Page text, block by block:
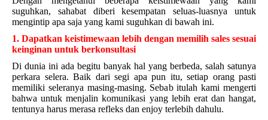
suguhkan, sahabat diberi kesempatan seluas-luasnya untuk
mengintip apa saja yang kami suguhkan di bawah ini.
1. Dapatkan keistimewaan lebih dengan memilih sales sesuai
keinginan untuk berkonsultasi
Di dunia ini ada begitu banyak hal yang berbeda, salah satunya
perkara selera. Baik dari segi apa pun itu, setiap orang pasti
memiliki seleranya masing-masing. Sebab itulah kami mengerti
bahwa untuk menjalin komunikasi yang lebih erat dan hangat,
tentunya harus merasa refleks dan enjoy terlebih dahulu.